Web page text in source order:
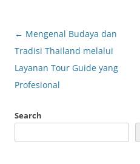
Post
navigation
← Mengenal Budaya dan
Tradisi Thailand melalui
Layanan Tour Guide yang
Profesional
Search